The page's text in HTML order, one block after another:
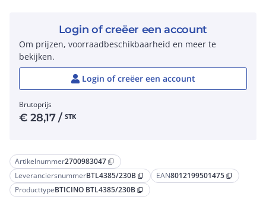
Artikelnummer2700983047 content_copy
LeveranciersnummerBTL4385/230B content_copy EAN8012199501475 content_copy
ProducttypeBTICINO BTL4385/230B content_copy
Login of creëer een account
Om prijzen, voorraadbeschikbaarheid en meer te
bekijken.
Login of creëer een account
Brutoprijs
€28,17/ STK